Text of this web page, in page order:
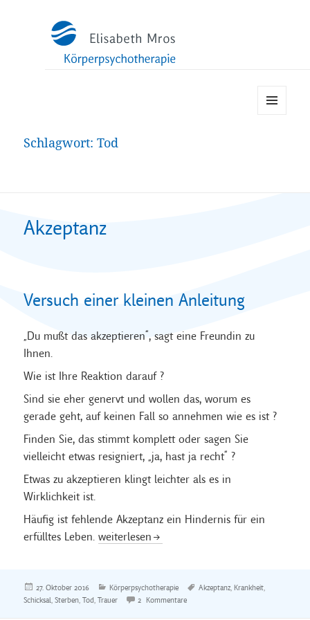
Schlagwort:Tod
Akzeptanz
Versuch einer kleinen Anleitung
„Du mußt das akzeptieren“, sagt eine Freundin zu
Ihnen.
Wie ist Ihre Reaktion darauf ?
Sind sie eher genervt und wollen das, worum es
gerade geht, auf keinen Fall so annehmen wie es ist ?
Finden Sie, das stimmt komplett oder sagen Sie
vielleicht etwas resigniert, „ja, hast ja recht“ ?
Etwas zu akzeptieren klingt leichter als es in
Wirklichkeit ist.
Häufig ist fehlende Akzeptanz ein Hindernis für ein
erfülltes Leben.Akzeptanz
weiterlesen
Veröffentlicht
am
27. Oktober 2016 Kategorien
Körperpsychotherapie Schlagwörter
Akzeptanz,Krankheit,
Schicksal,Sterben,Tod,Trauer 2 Kommentarezu Akzeptanz